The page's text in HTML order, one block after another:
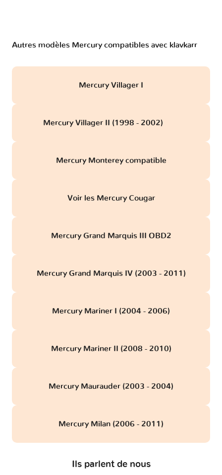
Autres modèles Mercury compatibles avec klavkarr
Mercury Villager I
Mercury Villager II (1998 - 2002)
Mercury Monterey compatible
Voir les Mercury Cougar
Mercury Grand Marquis III OBD2
Mercury Grand Marquis IV (2003 - 2011)
Mercury Mariner I (2004 - 2006)
Mercury Mariner II (2008 - 2010)
Mercury Maurauder (2003 - 2004)
Mercury Milan (2006 - 2011)
Ils parlent de nous